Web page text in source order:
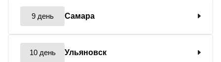
9 день Самара
10 день Ульяновск